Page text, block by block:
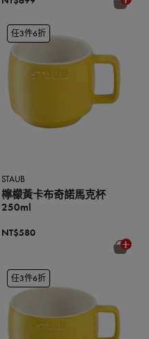
任3件6折
STAUB
檸檬黃卡布奇諾馬克杯
250ml
NT$580
任3件6折